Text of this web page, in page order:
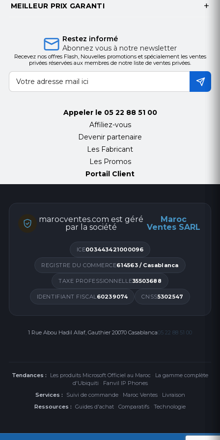
Compatibilité :
Versions 8.5.1 (mode non sécurisé), 8.6.2, 9.1.2,
10.5.2, 11.0 et ultérieures
Cisco Unified Communications Manager Business
Edition 6000
Versions 8.6.2, 9.1.2, 10.5.2, 11.0 et versions
Cisco Hosted Collaboration Solution (HCS)
Versions 8.6.2 et ultérieures utilisant les versions
UCM compatibles ci-dessus
(1) Téléphone vidéo IP Cisco 8845 CP-8845-C-K9
Nouveau cordon spiralé
EN OPTION : Bloc d’alimentation
MEILLEUR PRIX GARANTI
Restez informé
Abonnez vous à notre newsletter
Recevez nos offres Flash, Nouvelles promotions et spécialement les ventes
privées réservées aux membres de notre liste de ventes privées.
Appeler le 05 22 88 51 00
Affiliez-vous
Devenir partenaire
Les Fabricant
Les Promos
Portail Client
marocventes.com est géré
par la société
Maroc
Ventes SARL
ICE003443421000096
REGISTRE DU COMMERCE614563 / Casablanca
TAXE PROFESSIONNELLE35503688
IDENTIFIANT FISCAL60239074 CNSS5302547
1 Rue Abou Hadil Allaf, Gauthier 20070 Casablanca05 22 88 51 00
Tendances : Les produits Microsoft Officiel au Maroc · La gamme complète
d'Ubiquiti · Fanvil IP Phones
Services :
Suivi de commande· Maroc Ventes· Livraison
Ressources : Guides d'achat · Comparatifs · Technologie